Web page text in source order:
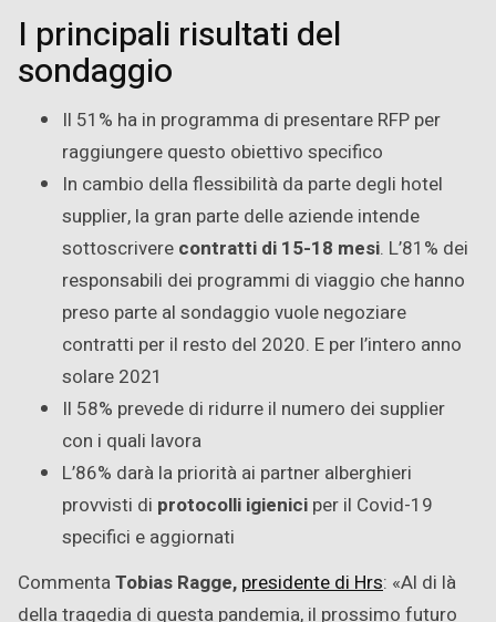
I principali risultati del
sondaggio
Il 51% ha in programma di presentare RFP per
raggiungere questo obiettivo specifico
In cambio della flessibilità da parte degli hotel
supplier, la gran parte delle aziende intende
sottoscrivere contratti di 15-18 mesi. L’81% dei
responsabili dei programmi di viaggio che hanno
preso parte al sondaggio vuole negoziare
contratti per il resto del 2020. E per l’intero anno
solare 2021
Il 58% prevede di ridurre il numero dei supplier
con i quali lavora
L’86% darà la priorità ai partner alberghieri
provvisti di protocolli igienici per il Covid-19
specifici e aggiornati
CommentaTobias Ragge, presidente di Hrs: «Al di là
della tragedia di questa pandemia, il prossimo futuro